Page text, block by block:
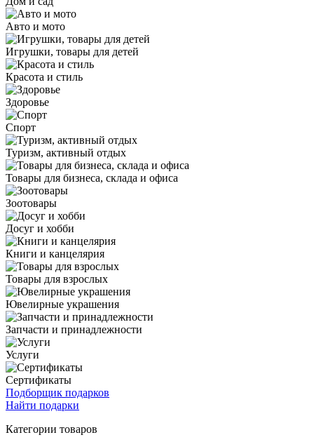
Авто и мото
Игрушки, товары для детей
Красота и стиль
Здоровье
Спорт
Туризм, активный отдых
Товары для бизнеса, склада и офиса
Зоотовары
Досуг и хобби
Книги и канцелярия
Товары для взрослых
Ювелирные украшения
Запчасти и принадлежности
Услуги
Сертификаты
Подборщик подарков
Найти подарки
Категории товаров